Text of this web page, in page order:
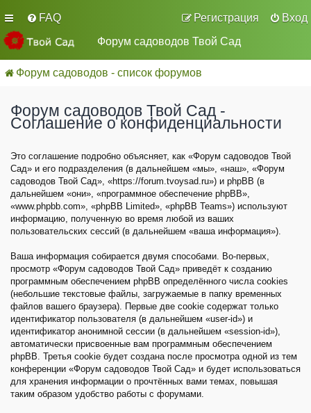
FAQ Вход
Регистрация
Форум садоводов Твой Сад
Форум садоводов - список форумов
Форум садоводов Твой Сад -
Соглашение о конфиденциальности
Это соглашение подробно объясняет, как «Форум садоводов Твой
Сад» и его подразделения (в дальнейшем «мы», «наш», «Форум
садоводов Твой Сад», «https://forum.tvoysad.ru») и phpBB (в
дальнейшем «они», «программное обеспечение phpBB»,
«www.phpbb.com», «phpBB Limited», «phpBB Teams») используют
информацию, полученную во время любой из ваших
пользовательских сессий (в дальнейшем «ваша информация»).
Ваша информация собирается двумя способами. Во-первых,
просмотр «Форум садоводов Твой Сад» приведёт к созданию
программным обеспечением phpBB определённого числа cookies
(небольшие текстовые файлы, загружаемые в папку временных
файлов вашего браузера). Первые две cookie содержат только
идентификатор пользователя (в дальнейшем «user-id») и
идентификатор анонимной сессии (в дальнейшем «session-id»),
автоматически присвоенные вам программным обеспечением
phpBB. Третья cookie будет создана после просмотра одной из тем
конференции «Форум садоводов Твой Сад» и будет использоваться
для хранения информации о прочтённых вами темах, повышая
таким образом удобство работы с форумами.